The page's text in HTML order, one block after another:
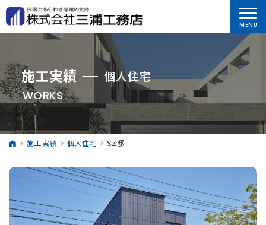
施工実績 個人住宅
WORKS
施工実績 個人住宅 SZ邸